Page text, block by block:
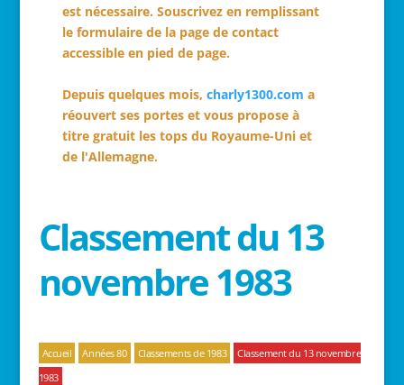
est nécessaire. Souscrivez en remplissant
le formulaire de la page de contact
accessible en pied de page.
Depuis quelques mois, charly1300.com a
réouvert ses portes et vous propose à
titre gratuit les tops du Royaume-Uni et
de l'Allemagne.
Classement du 13
novembre 1983
Accueil Années 80 Classements de 1983
Classement du 13 novembre
1983